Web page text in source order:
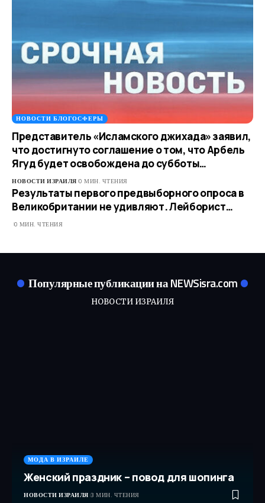
НОВОСТИ БЛОГОСФЕРЫ
Представитель «Исламского джихада» заявил,
что достигнуто соглашение о том, что Арбель
Ягуд будет освобождена до субботы…
НОВОСТИ ИЗРАИЛЯ 0 МИН. ЧТЕНИЯ
Результаты первого предвыборного опроса в
Великобритании не удивляют. Лейборист…
0 МИН. ЧТЕНИЯ
Популярные публикации на NEWSisra.com
НОВОСТИ ИЗРАИЛЯ
МОДА В ИЗРАИЛЕ
Женский праздник – повод для шопинга
НОВОСТИ ИЗРАИЛЯ 3 МИН. ЧТЕНИЯ